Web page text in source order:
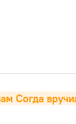
Согда